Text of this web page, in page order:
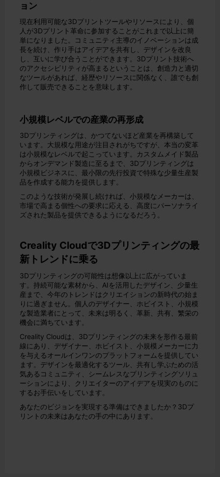
ョン
現在利用可能な3Dプリントツールやリソースにより、個
人が3Dプリント革命に参加することがこれまで以上に簡
単になりました。コミュニティ主導のイノベーションは成
長を続け、作り手はアイデアを共有し、デザインを改良
し、互いに学び合うことができます。3Dプリント技術へ
のアクセシビリティが高まるということは、創造力と適切
なツールがあれば、経歴やリソースに関係なく、誰でも創
作して販売できることを意味します。
小規模レベルでの産業の再形成
3Dプリンティングは、かつてないほど産業を再構築して
います。大規模な用途が注目されがちですが、本当の変革
は小規模なレベルで起こっています。カスタムメイド製品
からオンデマンド製造に至るまで、3Dプリンティングは
小規模ビジネスに、最小限の先行投資で特殊な少量生産製
品を作成する能力を提供します。
このような技術が発展し続ければ、小規模なメーカーは、
市場で高まる個性への要求に応える、高度にパーソナライ
ズされた製品を提供できるようになるだろう。
Creality Cloudで3Dプリンティングの最
新トレンドに乗る
3Dプリンティングの可能性は想像以上に広がっていま
す。持続可能な素材から、AIを活用したデザイン、少量生
産まで、今年のトレンドはクリエイションの新時代の始ま
りに過ぎません。個人のデザイナー、ホビイスト、小規模
な製造業者にとって、未来は明るく、革新、共有、繁栄の
機会に満ちています。
Creality Cloudは、3Dプリンティングの未来を形作る最前
線にあり、デザイナー、ホビイスト、小規模メーカーに力
を与えるオールインワンのプラットフォームを提供してい
ます。デザインを最適化するツール、共有し学ぶための活
気あるコミュニティ、シームレスなプリンティングソリュ
ーションにより、クリエイターのアイデアを現実のものに
するお手伝いをしています。
あなたのビジョンを実現する準備はできましたか？3Dプ
リントの未来はあなたの手の中にあります。